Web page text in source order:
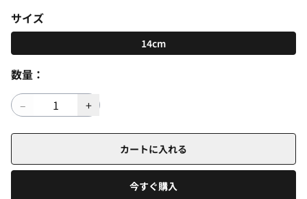
サイズ
14cm
数量：
カートに入れる
今すぐ購入